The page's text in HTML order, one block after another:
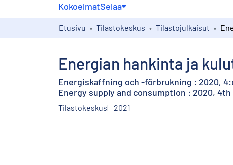
KokoelmatSelaa
Etusivu Tilastokeskus Tilastojulkaisut
Energian hankinta ja
Energiskaffning och -förbrukning : 2020,
Energy supply and consumption : 2020,
Tilastokeskus 2021